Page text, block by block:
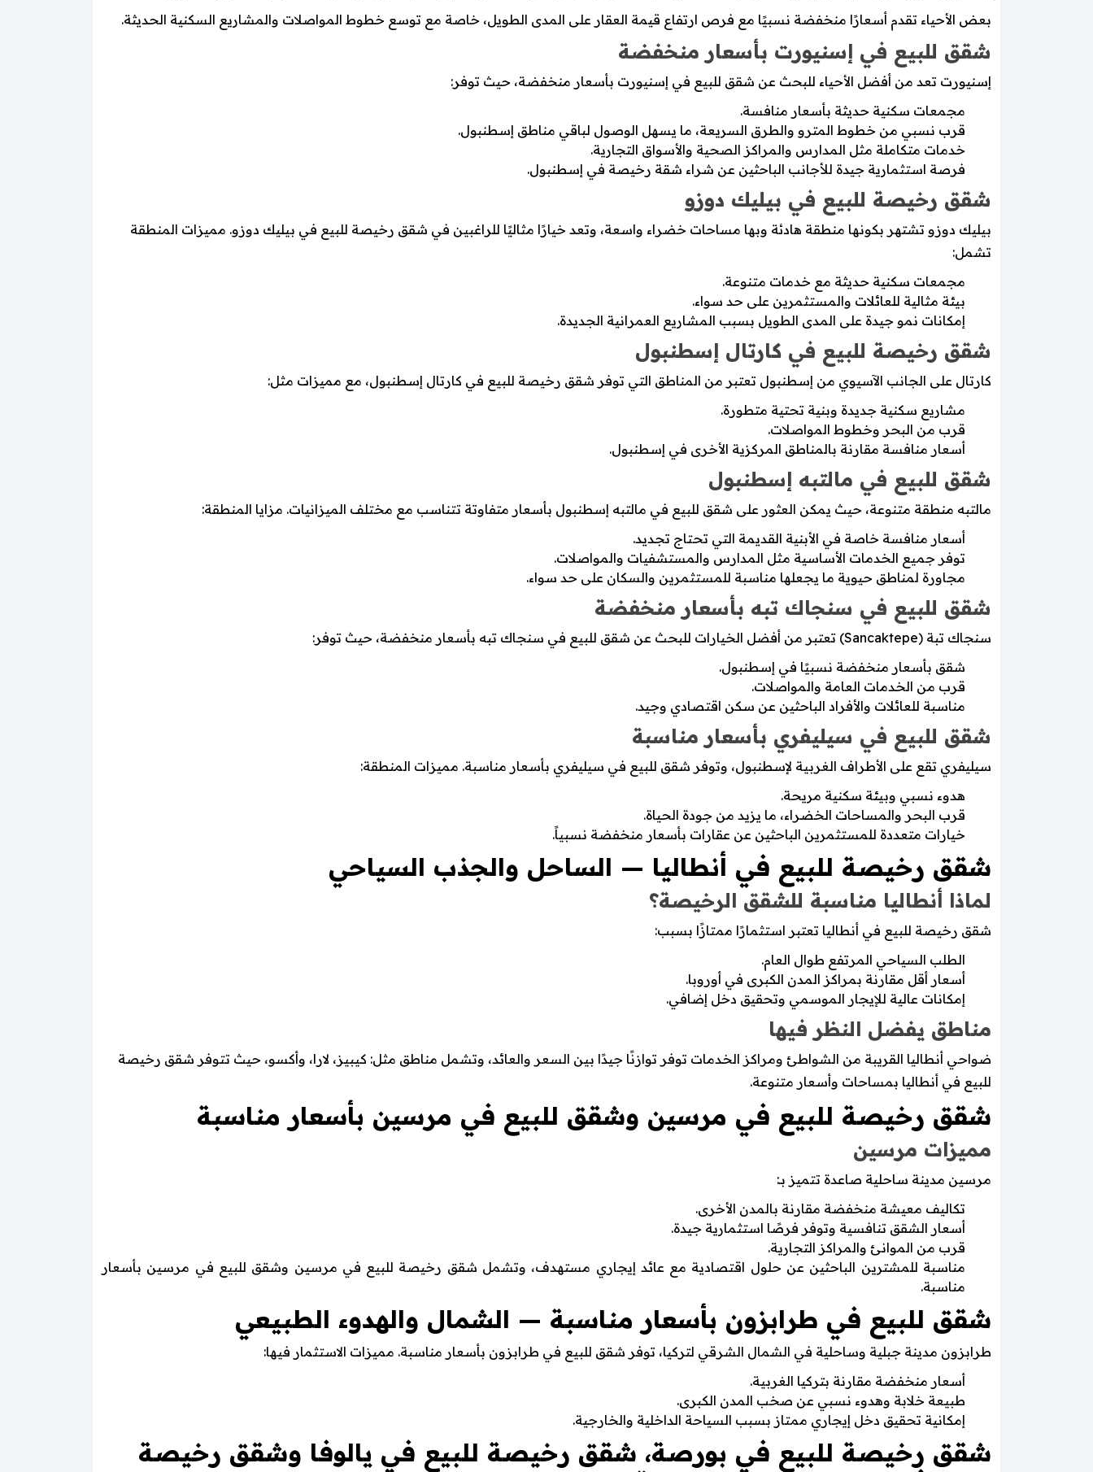
بعض الأحياء تقدم أسعارًا منخفضة نسبيًا مع فرص ارتفاع قيمة العقار على المدى الطويل، خاصة مع توسع خطوط المواصلات والمشاريع السكنية الحديثة.
شقق للبيع في إسنيورت بأسعار منخفضة
إسنيورت تعد من أفضل الأحياء للبحث عن شقق للبيع في إسنيورت بأسعار منخفضة، حيث توفر:
مجمعات سكنية حديثة بأسعار منافسة.
قرب نسبي من خطوط المترو والطرق السريعة، ما يسهل الوصول لباقي مناطق إسطنبول.
خدمات متكاملة مثل المدارس والمراكز الصحية والأسواق التجارية.
فرصة استثمارية جيدة للأجانب الباحثين عن شراء شقة رخيصة في إسطنبول.
شقق رخيصة للبيع في بيليك دوزو
بيليك دوزو تشتهر بكونها منطقة هادئة وبها مساحات خضراء واسعة، وتعد خيارًا مثاليًا للراغبين في شقق رخيصة للبيع في بيليك دوزو. مميزات المنطقة
تشمل:
مجمعات سكنية حديثة مع خدمات متنوعة.
بيئة مثالية للعائلات والمستثمرين على حد سواء.
إمكانات نمو جيدة على المدى الطويل بسبب المشاريع العمرانية الجديدة.
شقق رخيصة للبيع في كارتال إسطنبول
كارتال على الجانب الآسيوي من إسطنبول تعتبر من المناطق التي توفر شقق رخيصة للبيع في كارتال إسطنبول، مع مميزات مثل:
مشاريع سكنية جديدة وبنية تحتية متطورة.
قرب من البحر وخطوط المواصلات.
أسعار منافسة مقارنة بالمناطق المركزية الأخرى في إسطنبول.
شقق للبيع في مالتبه إسطنبول
مالتبه منطقة متنوعة، حيث يمكن العثور على شقق للبيع في مالتبه إسطنبول بأسعار متفاوتة تتناسب مع مختلف الميزانيات. مزايا المنطقة:
أسعار منافسة خاصة في الأبنية القديمة التي تحتاج تجديد.
توفر جميع الخدمات الأساسية مثل المدارس والمستشفيات والمواصلات.
مجاورة لمناطق حيوية ما يجعلها مناسبة للمستثمرين والسكان على حد سواء.
شقق للبيع في سنجاك تبه بأسعار منخفضة
سنجاك تبة (Sancaktepe) تعتبر من أفضل الخيارات للبحث عن شقق للبيع في سنجاك تبه بأسعار منخفضة، حيث توفر:
شقق بأسعار منخفضة نسبيًا في إسطنبول.
قرب من الخدمات العامة والمواصلات.
مناسبة للعائلات والأفراد الباحثين عن سكن اقتصادي وجيد.
شقق للبيع في سيليفري بأسعار مناسبة
سيليفري تقع على الأطراف الغربية لإسطنبول، وتوفر شقق للبيع في سيليفري بأسعار مناسبة. مميزات المنطقة:
هدوء نسبي وبيئة سكنية مريحة.
قرب البحر والمساحات الخضراء، ما يزيد من جودة الحياة.
خيارات متعددة للمستثمرين الباحثين عن عقارات بأسعار منخفضة نسبياً.
شقق رخيصة للبيع في أنطاليا — الساحل والجذب السياحي
لماذا أنطاليا مناسبة للشقق الرخيصة؟
شقق رخيصة للبيع في أنطاليا تعتبر استثمارًا ممتازًا بسبب:
الطلب السياحي المرتفع طوال العام.
أسعار أقل مقارنة بمراكز المدن الكبرى في أوروبا.
إمكانات عالية للإيجار الموسمي وتحقيق دخل إضافي.
مناطق يفضل النظر فيها
ضواحي أنطاليا القريبة من الشواطئ ومراكز الخدمات توفر توازنًا جيدًا بين السعر والعائد، وتشمل مناطق مثل: كيبيز، لارا، وأكسو، حيث تتوفر شقق رخيصة
للبيع في أنطاليا بمساحات وأسعار متنوعة.
شقق رخيصة للبيع في مرسين وشقق للبيع في مرسين بأسعار مناسبة
مميزات مرسين
مرسين مدينة ساحلية صاعدة تتميز بـ:
تكاليف معيشة منخفضة مقارنة بالمدن الأخرى.
أسعار الشقق تنافسية وتوفر فرصًا استثمارية جيدة.
قرب من الموانئ والمراكز التجارية.
مناسبة للمشترين الباحثين عن حلول اقتصادية مع عائد إيجاري مستهدف، وتشمل شقق رخيصة للبيع في مرسين وشقق للبيع في مرسين بأسعار
مناسبة.
شقق للبيع في طرابزون بأسعار مناسبة — الشمال والهدوء الطبيعي
طرابزون مدينة جبلية وساحلية في الشمال الشرقي لتركيا، توفر شقق للبيع في طرابزون بأسعار مناسبة. مميزات الاستثمار فيها:
أسعار منخفضة مقارنة بتركيا الغربية.
طبيعة خلابة وهدوء نسبي عن صخب المدن الكبرى.
إمكانية تحقيق دخل إيجاري ممتاز بسبب السياحة الداخلية والخارجية.
شقق رخيصة للبيع في بورصة، شقق رخيصة للبيع في يالوفا وشقق رخيصة